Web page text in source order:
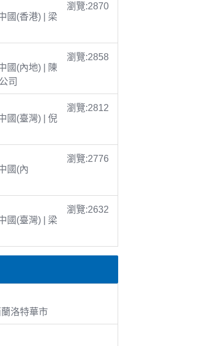
瀏覽:2870
國(香港) | 梁
瀏覽:2858
國(內地) | 陳
司
瀏覽:2812
國(臺灣) | 倪
瀏覽:2776
國(內
瀏覽:2632
國(臺灣) | 梁
洛特華市